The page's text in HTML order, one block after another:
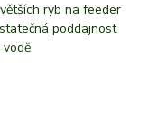
ryb na feeder
poddajnost